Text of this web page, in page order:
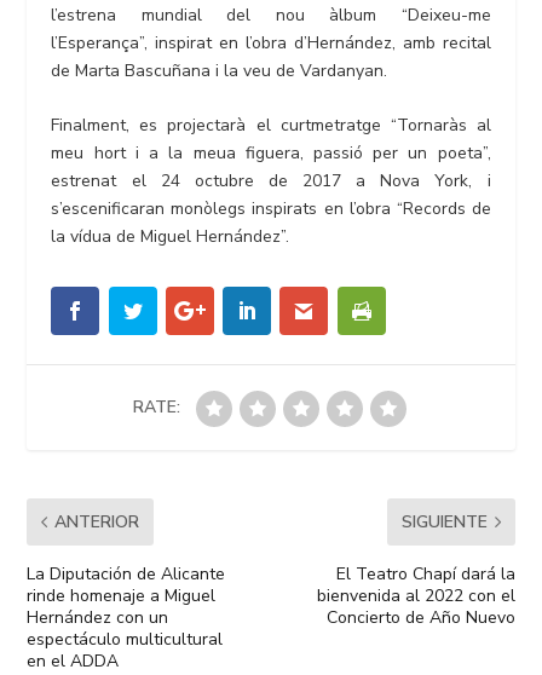
l’estrena mundial del nou àlbum “Deixeu-me
l’Esperança”, inspirat en l’obra d’Hernández, amb recital
de Marta Bascuñana i la veu de Vardanyan.
Finalment, es projectarà el curtmetratge “Tornaràs al
meu hort i a la meua figuera, passió per un poeta”,
estrenat el 24 octubre de 2017 a Nova York, i
s’escenificaran monòlegs inspirats en l’obra “Records de
la vídua de Miguel Hernández”.
RATE:
ANTERIOR
La Diputación de Alicante
rinde homenaje a Miguel
Hernández con un
espectáculo multicultural
en el ADDA
SIGUIENTE
El Teatro Chapí dará la
bienvenida al 2022 con el
Concierto de Año Nuevo